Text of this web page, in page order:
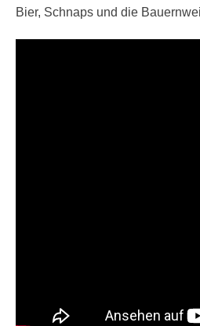
Bier, Schnaps und die